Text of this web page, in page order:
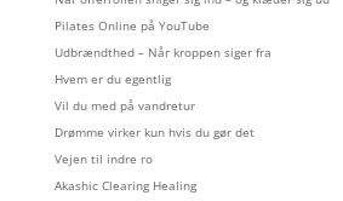
Pilates Online på YouTube
Udbrændthed – Når kroppen siger fra
Hvem er du egentlig
Vil du med på vandretur
Drømme virker kun hvis du gør det
Vejen til indre ro
Akashic Clearing Healing